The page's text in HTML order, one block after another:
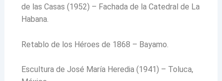
de las Casas (1952) – Fachada de la Catedral de La
Habana.
Retablo de los Héroes de 1868 – Bayamo.
Escultura de José María Heredia (1941) – Toluca,